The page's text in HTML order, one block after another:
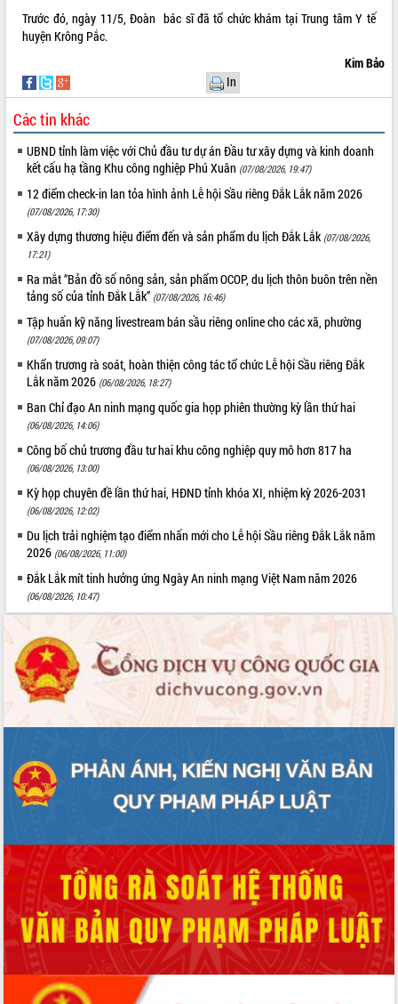
Trước đó, ngày 11/5, Đoàn bác sĩ đã tổ chức khám tại Trung tâm Y tế
huyện Krông Pắc.
Kim Bảo
In
Các tin khác
UBND tỉnh làm việc với Chủ đầu tư dự án Đầu tư xây dựng và kinh doanh
kết cấu hạ tầng Khu công nghiệp Phú Xuân (07/08/2026, 19:47)
12 điểm check-in lan tỏa hình ảnh Lễ hội Sầu riêng Đắk Lắk năm 2026
(07/08/2026, 17:30)
Xây dựng thương hiệu điểm đến và sản phẩm du lịch Đắk Lắk (07/08/2026,
17:21)
Ra mắt “Bản đồ số nông sản, sản phẩm OCOP, du lịch thôn buôn trên nền
tảng số của tỉnh Đắk Lắk” (07/08/2026, 16:46)
Tập huấn kỹ năng livestream bán sầu riêng online cho các xã, phường
(07/08/2026, 09:07)
Khẩn trương rà soát, hoàn thiện công tác tổ chức Lễ hội Sầu riêng Đắk
Lắk năm 2026 (06/08/2026, 18:27)
Ban Chỉ đạo An ninh mạng quốc gia họp phiên thường kỳ lần thứ hai
(06/08/2026, 14:06)
Công bố chủ trương đầu tư hai khu công nghiệp quy mô hơn 817 ha
(06/08/2026, 13:00)
Kỳ họp chuyên đề lần thứ hai, HĐND tỉnh khóa XI, nhiệm kỳ 2026-2031
(06/08/2026, 12:02)
Du lịch trải nghiệm tạo điểm nhấn mới cho Lễ hội Sầu riêng Đắk Lắk năm
2026 (06/08/2026, 11:00)
Đắk Lắk mít tinh hưởng ứng Ngày An ninh mạng Việt Nam năm 2026
(06/08/2026, 10:47)